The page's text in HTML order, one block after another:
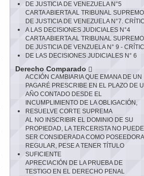
DE JUSTICIA DE VENEZUELA N°5
CARTA ABIERTA AL TRIBUNAL SUPREMO
DE JUSTICIA DE VENEZUELA N°7.
A LAS DECISIONES JUDICIALES N°4
CARTA ABIERTA AL TRIBUNAL SUPREMO
DE JUSTICIA DE VENZUELA N° 9 -
DE LAS DECISIONES JUDICIALES N° 6
Derecho Comparado
ACCIÓN CAMBIARIA QUE EMANA DE UN
PAGARÉ PRESCRIBE EN EL PLAZO DE
AÑO CONTADO DESDE EL
INCUMPLIMIENTO DE LA OBLIGACIÓN,
RESUELVE CORTE SUPREMA
AL NO INSCRIBIR EL DOMINIO DE SU
PROPIEDAD, LA TERCERISTA NO PUEDE
SER CONSIDERADA COMO POSEEDORA
REGULAR, PESE A TENER TÍTULO
SUFICIENTE
APRECIACIÓN DE LA PRUEBA DE
TESTIGO EN EL DERECHO PENAL